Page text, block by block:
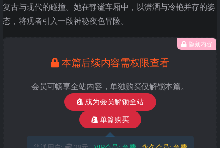
复古与现代的碰撞。她在静谧车厢中，以潇洒与冷艳并存的姿
态，将观者引入一段神秘夜色冒险。
隐藏内容
本篇后续内容需权限查看
会员可畅享全站内容，单独购买仅解锁本篇。
成为会员解锁全站
单篇购买